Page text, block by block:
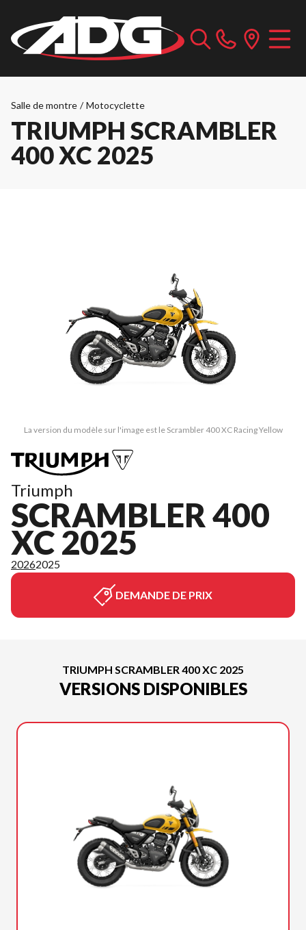
Salle de montre / Motocyclette
TRIUMPH SCRAMBLER
400 XC 2025
La version du modèle sur l'image est le Scrambler 400 XC Racing Yellow
Triumph
SCRAMBLER 400
XC 2025
20262025
DEMANDE DE PRIX
TRIUMPH SCRAMBLER 400 XC 2025
VERSIONS DISPONIBLES